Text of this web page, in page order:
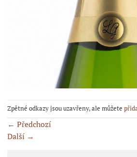
Zpětné odkazy jsou uzavřeny, ale můžete
← Předchozí
Další →